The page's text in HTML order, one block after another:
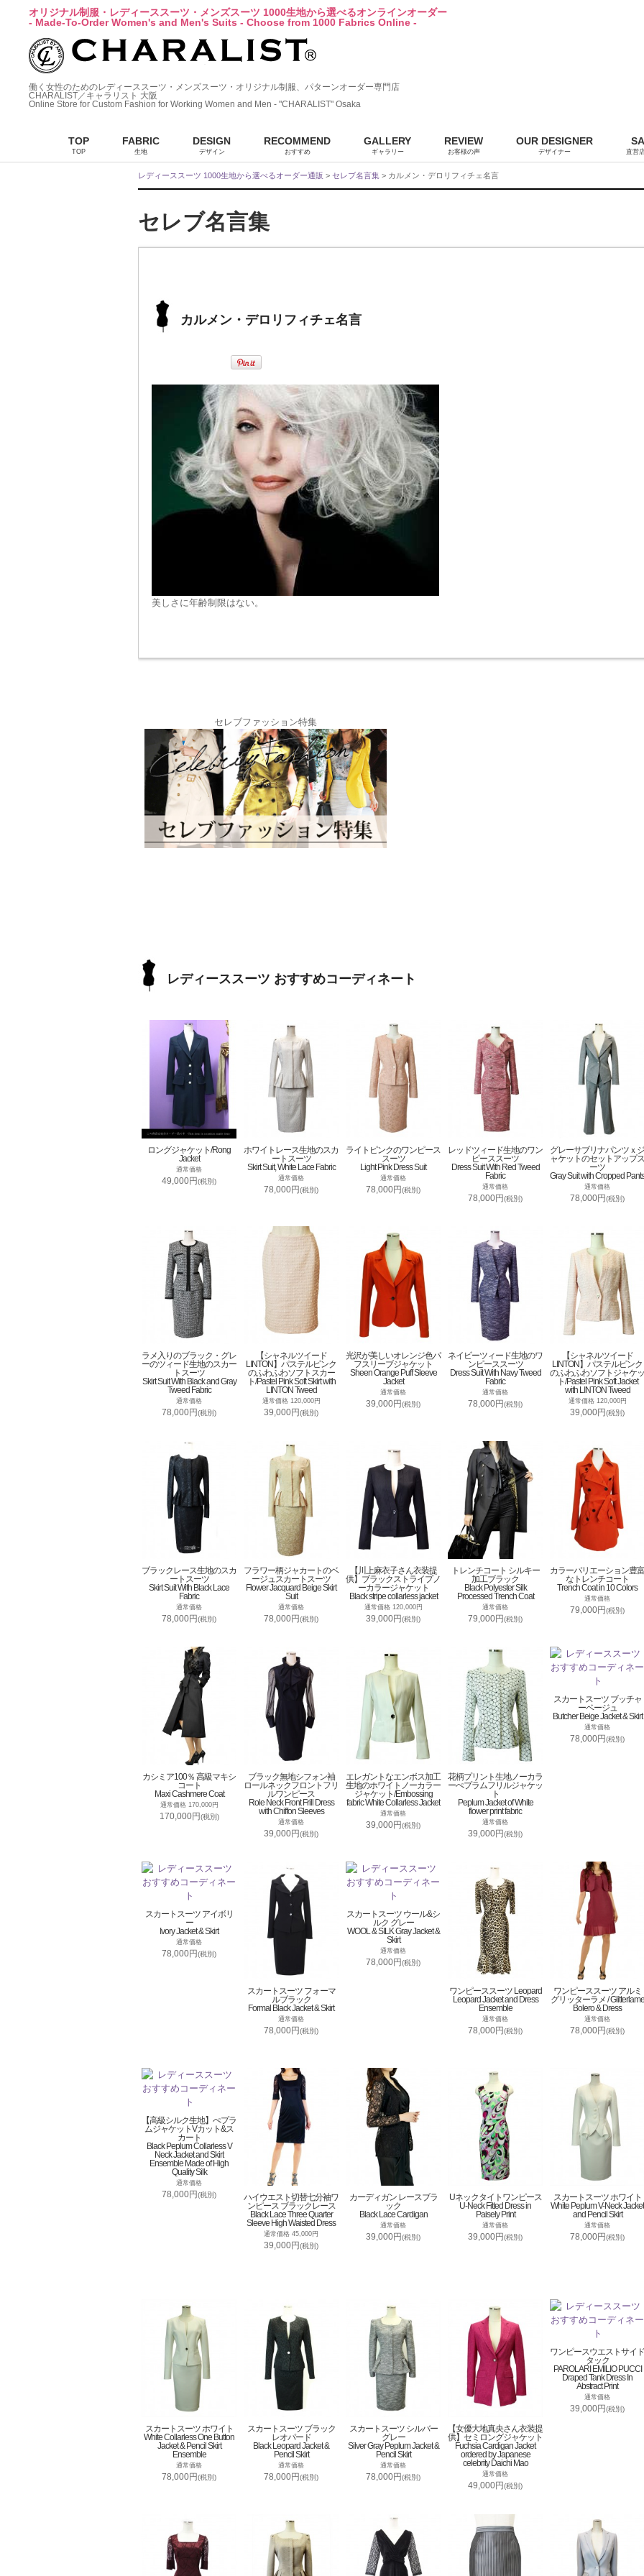
オリジナル制服・レディーススーツ・メンズスーツ 1000生地から選べるオンラインオーダー
- Made-To-Order Women's and Men's Suits - Choose from 1000 Fabrics Online -
働く女性のためのレディーススーツ・メンズスーツ・オリジナル制服、パターンオーダー専門店
CHARALIST／キャラリスト 大阪
Online Store for Custom Fashion for Working Women and Men - "CHARALIST" Osaka
TOP
TOP
FABRIC
生地
DESIGN
デザイン
RECOMMEND
おすすめ
GALLERY
ギャラリー
REVIEW
お客様の声
OUR DESIGNER
デザイナー 直営
レディーススーツ 1000生地から選べるオーダー通販 > セレブ名言集 > カルメン・デロリフィチェ名言
セレブ名言集
カルメン・デロリフィチェ名言
美しさに年齢制限はない。
セレブファッション特集
レディーススーツ おすすめコーディネート
ロングジャケット/Rong
Jacket
通常価格
49,000円(税別)
ホワイトレース生地のスカ
ートスーツ
Skirt Suit, White Lace Fabric
通常価格
78,000円(税別)
ライトピンクのワンピース
スーツ
Light Pink Dress Suit
通常価格
78,000円(税別)
レッドツィード生地のワン
ピーススーツ
Dress Suit With Red Tweed
Fabric
通常価格
78,000円(税別)
グレーサブリナパンツｘジ
ャケットのセットアップス
ーツ
Gray Suit with Cropped Pants
通常価格
78,000円(税別)
ラメ入りのブラック・グレ
ーのツィード生地のスカー
トスーツ
Skirt Suit With Black and Gray
Tweed Fabric
通常価格
78,000円(税別)
【シャネルツイード
LINTON】パステルピンク
のふわふわソフトスカー
ト/Pastel Pink Soft Skirt with
LINTON Tweed
通常価格 120,000円
39,000円(税別)
光沢が美しいオレンジ色パ
フスリーブジャケット
Sheen Orange Puff Sleeve
Jacket
通常価格
39,000円(税別)
ネイビーツィード生地のワ
ンピーススーツ
Dress Suit With Navy Tweed
Fabric
通常価格
78,000円(税別)
【シャネルツイード
LINTON】パステルピンク
のふわふわソフトジャケッ
ト/Pastel Pink Soft Jacket
with LINTON Tweed
通常価格 120,000円
39,000円(税別)
ブラックレース生地のスカ
ートスーツ
Skirt Suit With Black Lace
Fabric
通常価格
78,000円(税別)
フラワー柄ジャカートのベ
ージュスカートスーツ
Flower Jacquard Beige Skirt
Suit
通常価格
78,000円(税別)
【川上麻衣子さん衣装提
供】ブラックストライプノ
ーカラージャケット
Black stripe collarless jacket
通常価格 120,000円
39,000円(税別)
トレンチコート シルキー
加工ブラック
Black Polyester Silk
Processed Trench Coat
通常価格
79,000円(税別)
カラーバリエーション豊富
なトレンチコート
Trench Coat in 10 Colors
通常価格
79,000円(税別)
カシミア100％ 高級マキシ
コート
Maxi Cashmere Coat
通常価格 170,000円
170,000円(税別)
ブラック無地シフォン袖
ロールネックフロントフリ
ルワンピース
Role Neck Front Frill Dress
with Chiffon Sleeves
通常価格
39,000円(税別)
エレガントなエンボス加工
生地のホワイトノーカラー
ジャケット/Embossing
fabric White Collarless Jacket
通常価格
39,000円(税別)
花柄プリント生地ノーカラ
ーぺプラムフリルジャケッ
ト
Peplum Jacket of White
flower print fabric
通常価格
39,000円(税別)
スカートスーツ ブッチャ
ーベージュ
Butcher Beige Jacket & Skirt
通常価格
78,000円(税別)
スカートスーツ アイボリ
ー
Ivory Jacket & Skirt
通常価格
78,000円(税別)
スカートスーツ フォーマ
ルブラック
Formal Black Jacket & Skirt
通常価格
78,000円(税別)
スカートスーツ ウール&シ
ルク グレー
WOOL & SILK Gray Jacket &
Skirt
通常価格
78,000円(税別)
ワンピーススーツ Leopard
Leopard Jacket and Dress
Ensemble
通常価格
78,000円(税別)
ワンピーススーツ アルミ
グリッターラメ / Glitterlame
Bolero & Dress
通常価格
78,000円(税別)
【高級シルク生地】ぺプラ
ムジャケットVカット&ス
カート
Black Peplum Collarless V
Neck Jacket and Skirt
Ensemble Made of High
Quality Silk
通常価格
78,000円(税別)
ハイウエスト切替七分袖ワ
ンピース ブラックレース
Black Lace Three Quarter
Sleeve High Waisted Dress
通常価格 45,000円
39,000円(税別)
カーディガン レースブラ
ック
Black Lace Cardigan
通常価格
39,000円(税別)
Uネックタイトワンピース
U-Neck Fitted Dress in
Paisely Print
通常価格
39,000円(税別)
スカートスーツ ホワイト
White Peplum V-Neck Jacket
and Pencil Skirt
通常価格
78,000円(税別)
スカートスーツ ホワイト
White Collarless One Button
Jacket & Pencil Skirt
Ensemble
通常価格
78,000円(税別)
スカートスーツ ブラック
レオパード
Black Leopard Jacket &
Pencil Skirt
通常価格
78,000円(税別)
スカートスーツ シルバー
グレー
Silver Gray Peplum Jacket &
Pencil Skirt
通常価格
78,000円(税別)
【女優大地真央さん衣装提
供】セミロングジャケット
Fuchsia Cardigan Jacket
ordered by Japanese
celebrity Daichi Mao
通常価格
49,000円(税別)
ワンピースウエストサイド
タック
PAROLARI EMILIO PUCCI
Draped Tank Dress In
Abstract Print
通常価格
39,000円(税別)